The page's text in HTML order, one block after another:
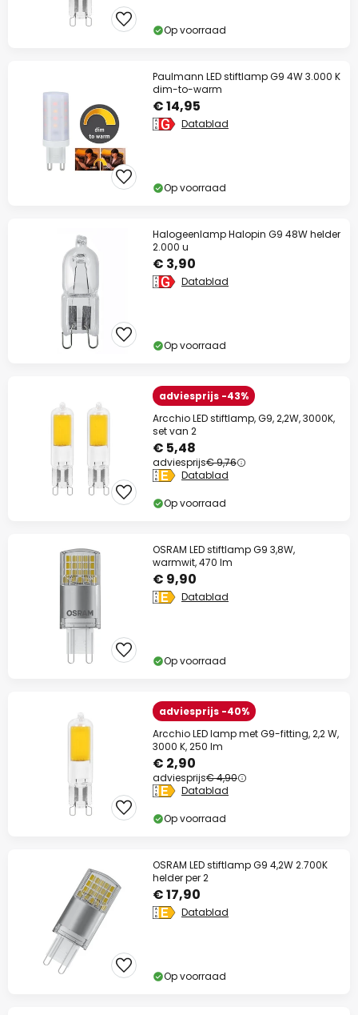
Op voorraad
Paulmann LED stiftlamp G9 4W 3.000 K
dim-to-warm
€ 14,95
Datablad
Op voorraad
Halogeenlamp Halopin G9 48W helder
2.000 u
€ 3,90
Datablad
Op voorraad
adviesprijs -43%
Arcchio LED stiftlamp, G9, 2,2W, 3000K,
set van 2
€ 5,48
adviesprijs€ 9,76
Datablad
Op voorraad
OSRAM LED stiftlamp G9 3,8W,
warmwit, 470 lm
€ 9,90
Datablad
Op voorraad
adviesprijs -40%
Arcchio LED lamp met G9-fitting, 2,2 W,
3000 K, 250 lm
€ 2,90
adviesprijs€ 4,90
Datablad
Op voorraad
OSRAM LED stiftlamp G9 4,2W 2.700K
helder per 2
€ 17,90
Datablad
Op voorraad